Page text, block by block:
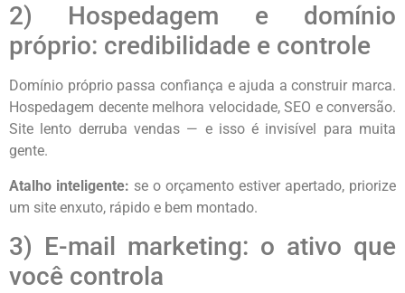
2) Hospedagem e domínio
próprio: credibilidade e controle
Domínio próprio passa confiança e ajuda a construir marca.
Hospedagem decente melhora velocidade, SEO e conversão.
Site lento derruba vendas — e isso é invisível para muita
gente.
Atalho inteligente: se o orçamento estiver apertado, priorize
um site enxuto, rápido e bem montado.
3) E-mail marketing: o ativo que
você controla